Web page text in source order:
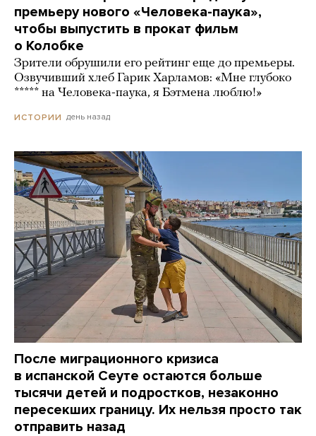
премьеру нового «Человека-паука»,
чтобы выпустить в прокат фильм
о Колобке
Зрители обрушили его рейтинг еще до премьеры.
Озвучивший хлеб Гарик Харламов: «Мне глубоко
***** на Человека-паука, я Бэтмена люблю!»
ИСТОРИИ день назад
После миграционного кризиса
в испанской Сеуте остаются больше
тысячи детей и подростков, незаконно
пересекших границу. Их нельзя просто так
отправить назад